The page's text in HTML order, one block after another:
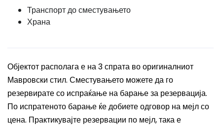
Транспорт до сместувањето
Храна
Објектот располага е на 3 спрата во оригиналниот
Мавровски стил. Сместувањето можете да го
резервирате со испраќање на барање за резервација.
По испратеното барање ќе добиете одговор на мејл со
цена. Практикувајте резервации по мејл, така е